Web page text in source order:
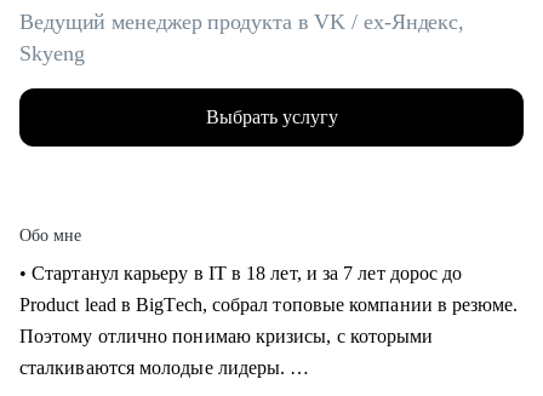
Ведущий менеджер продукта в VK / ex-Яндекс,
Skyeng
Выбрать услугу
Обо мне
• Стартанул карьеру в IT в 18 лет, и за 7 лет дорос до
Product lead в BigTech, собрал топовые компании в резюме.
Поэтому отлично понимаю кризисы, с которыми
сталкиваются молодые лидеры.